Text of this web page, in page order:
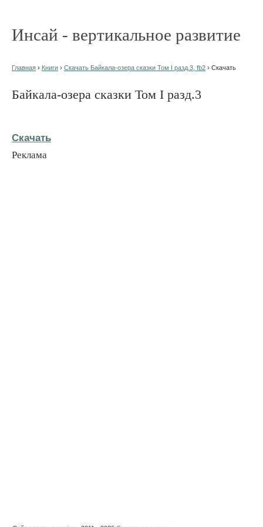
Инсай - вертикальное развитие
Главная › Книги › Скачать Байкала-озера сказки Том I разд.3, fb2 › Скачать
Байкала-озера сказки Том I разд.3
Скачать
Реклама